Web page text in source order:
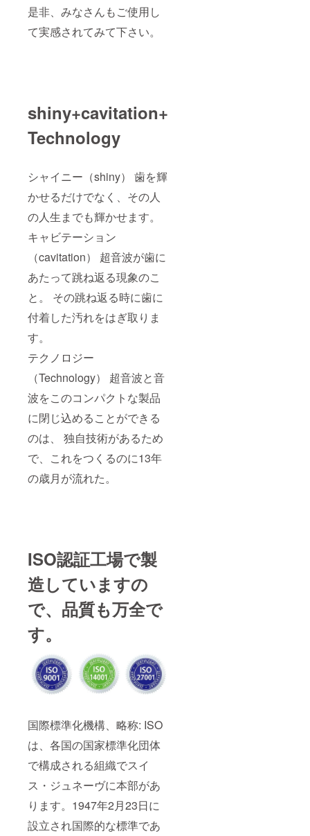
是非、みなさんもご使用し
て実感されてみて下さい。
shiny+cavitation+
Technology
シャイニー（shiny） 歯を輝
かせるだけでなく、その人
の人生までも輝かせます。
キャビテーション
（cavitation） 超音波が歯に
あたって跳ね返る現象のこ
と。 その跳ね返る時に歯に
付着した汚れをはぎ取りま
す。
テクノロジー
（Technology） 超音波と音
波をこのコンパクトな製品
に閉じ込めることができる
のは、 独自技術があるため
で、これをつくるのに13年
の歳月が流れた。
ISO認証工場で製
造していますの
で、品質も万全で
す。
国際標準化機構、略称: ISO
は、各国の国家標準化団体
で構成される組織でスイ
ス・ジュネーヴに本部があ
ります。1947年2月23日に
設立され国際的な標準であ